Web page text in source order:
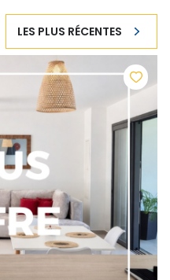
LES PLUS RÉCENTES